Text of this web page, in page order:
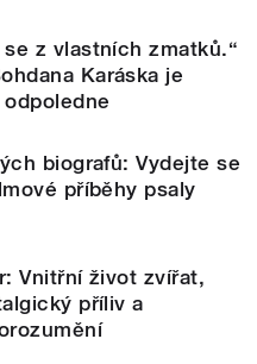
se z vlastních zmatků.“
Karáska je
biografů: Vydejte se
příběhy psaly
Vnitřní život zvířat,
příliv a